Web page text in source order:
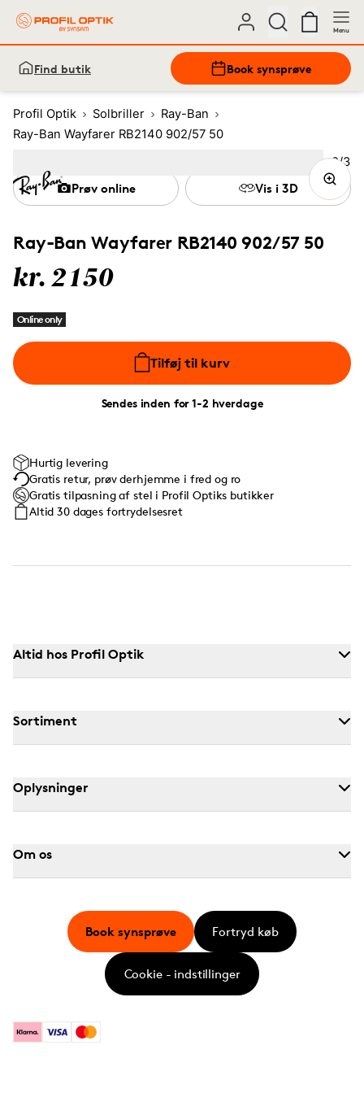
Menu
Find butik Book synsprøve
Profil Optik Solbriller
Ray-Ban
Ray-Ban Wayfarer RB2140 902/57 50
Ray-Ban Wayfarer RB2140 902/57 50
kr. 2150
Online only
Tilføj til kurv
Sendes inden for 1-2 hverdage
Prøv online Vis i 3D
Hurtig levering
Gratis retur, prøv derhjemme i fred og ro
Gratis tilpasning af stel i Profil Optiks butikker
Altid 30 dages fortrydelsesret
2/3
3
Altid hos Profil Optik
Sortiment
Oplysninger
Om os
KlarnaVisa Mastercard
Book synsprøve Fortryd køb
Cookie - indstillinger